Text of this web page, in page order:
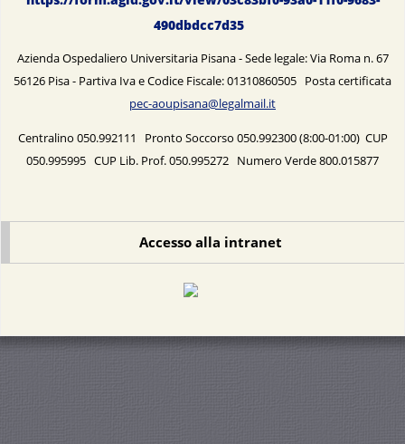
490dbdcc7d35
Azienda Ospedaliero Universitaria Pisana - Sede legale: Via Roma n. 67
56126 Pisa - Partiva Iva e Codice Fiscale: 01310860505 Posta certificata
pec-aoupisana@legalmail.it
Centralino 050.992111 Pronto Soccorso 050.992300 (8:00-01:00) CUP
050.995995 CUP Lib. Prof. 050.995272 Numero Verde 800.015877
Accesso alla intranet